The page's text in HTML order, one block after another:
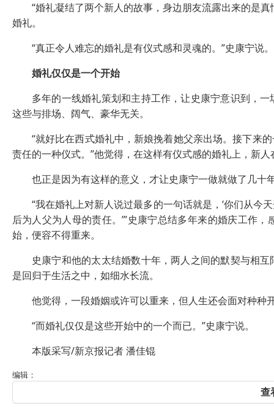
“婚礼凝结了两个新人的故事，身边朋友流露出来的是真
婚礼。
“真正令人难忘的婚礼是有仪式感和灵魂的。”史康宁说。
婚礼仅仅是一个开始
多年的一线婚礼策划和主持工作，让史康宁意识到，一
这些与排场、阔气、豪华无关。
“就好比在西式婚礼中，新娘挽着她父亲出场。接下来的
责任的一种仪式。”他觉得，在这样有仪式感的婚礼上，新
也正是因为有这样的意义，才让史康宁一做就做了几十
“我在婚礼上对新人说过最多的一句话就是，‘你们从今
后为人父为人母的责任。’”史康宁总结多年来的婚庆工作
始，便容不得重来。
史康宁和他的太太结婚数十年，两人之间的默契与相互
是回归于生活之中，如细水长流。
他觉得，一段婚姻或许可以重来，但人生还会面对种种
“而婚礼仅仅是这些开始中的一个而已。”史康宁说。
本版采写/新京报记者 潘佳锟
编辑：
查